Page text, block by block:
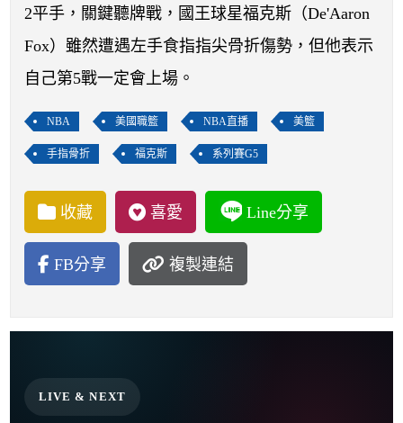
2平手，關鍵聽牌戰，國王球星福克斯（De'Aaron
Fox）雖然遭遇左手食指指尖骨折傷勢，但他表示
自己第5戰一定會上場。
NBA 美國職籃 NBA直播 美籃
手指骨折 福克斯 系列賽G5
收藏 喜愛 Line分享
FB分享 複製連結
LIVE & NEXT